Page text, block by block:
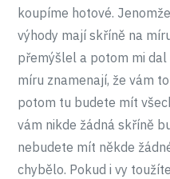
koupíme hotové.
výhody mají skříně na
přemýšlel a potom mi
míru znamenají, že vám
potom tu budete mít
vám nikde žádná skříně
nebudete mít někde
chybělo. Pokud i vy